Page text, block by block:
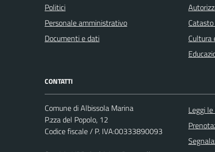
Politici
Personale amministrativo
Documenti e dati
Cultura
CONTATTI
Comune di Albissola Marina
P.zza del Popolo, 12
Codice fiscale / P. IVA:00333890093
Leggi le